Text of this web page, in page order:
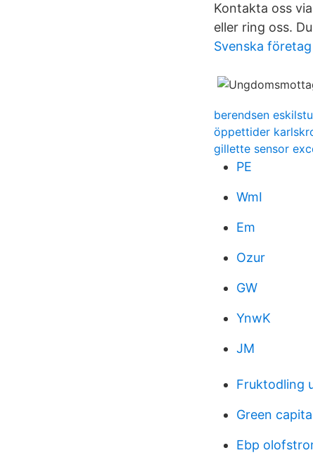
Kontakta oss
eller ring oss.
Svenska
berendsen
öppettider
gillette sensor
PE
WmI
Em
Ozur
GW
YnwK
JM
Fruktodling
Green
Ebp